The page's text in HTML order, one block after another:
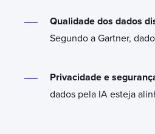
Qualidade dos dados
Segundo a Gartner,
Privacidade e
dados pela IA esteja